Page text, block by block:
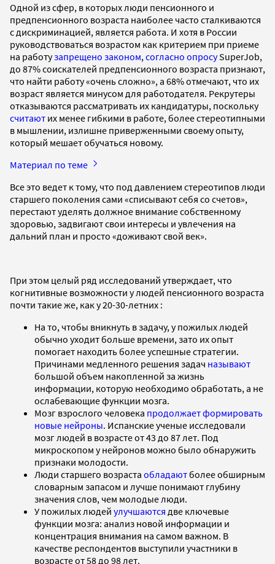
Одной из сфер, в которых люди пенсионного и
предпенсионного возраста наиболее часто сталкиваются
с дискриминацией, является работа. И хотя в России
руководствоваться возрастом как критерием при приеме
на работузапрещено законом, согласно опросуSuperJob,
до 87% соискателей предпенсионного возраста признают,
что найти работу «очень сложно», а 68% отмечают, что их
возраст является минусом для работодателя. Рекрутеры
отказываются рассматривать их кандидатуры, поскольку
считают их менее гибкими в работе, более стереотипными
в мышлении, излишне приверженными своему опыту,
который мешает обучаться новому.
Материал по теме
Все это ведет к тому, что под давлением стереотипов люди
старшего поколения сами «списывают себя со счетов»,
перестают уделять должное внимание собственному
здоровью, задвигают свои интересы и увлечения на
дальний план и просто «доживают свой век».
При этом целый ряд исследований утверждает, что
когнитивные возможности у людей пенсионного возраста
почти такие же, как у 20-30-летних :
На то, чтобы вникнуть в задачу, у пожилых людей
обычно уходит больше времени, зато их опыт
помогает находить более успешные стратегии.
Причинами медленного решения задач называют
большой объем накопленной за жизнь
информации, которую необходимо обработать, а не
ослабевающие функции мозга.
Мозг взрослого человека продолжает формировать
новые нейроны. Испанские ученые исследовали
мозг людей в возрасте от 43 до 87 лет. Под
микроскопом у нейронов можно было обнаружить
признаки молодости.
Люди старшего возраста обладаютболее обширным
словарным запасом и лучше понимают глубину
значения слов, чем молодые люди.
У пожилых людей улучшаются две ключевые
функции мозга: анализ новой информации и
концентрация внимания на самом важном. В
качестве респондентов выступили участники в
возрасте от 58 до 98 лет.